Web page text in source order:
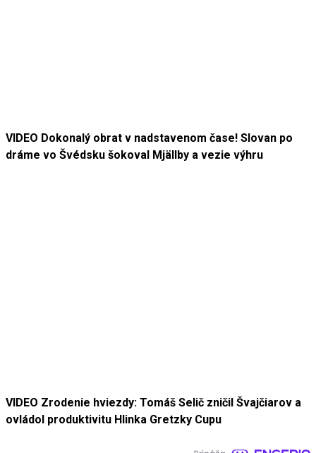
VIDEO Dokonalý obrat v nadstavenom čase! Slovan po
dráme vo Švédsku šokoval Mjällby a vezie výhru
VIDEO Zrodenie hviezdy: Tomáš Selič zničil Švajčiarov a
ovládol produktivitu Hlinka Gretzky Cupu